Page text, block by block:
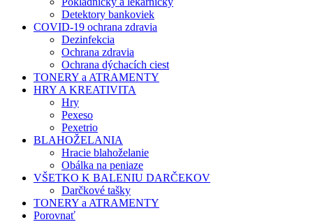
Detektory bankoviek
COVID-19 ochrana zdravia
Dezinfekcia
Ochrana zdravia
Ochrana dýchacích ciest
TONERY a ATRAMENTY
HRY A KREATIVITA
Hry
Pexeso
Pexetrio
BLAHOŽELANIA
Hracie blahoželanie
Obálka na peniaze
VŠETKO K BALENIU DARČEKOV
Darčkové tašky
TONERY a ATRAMENTY
Porovnať